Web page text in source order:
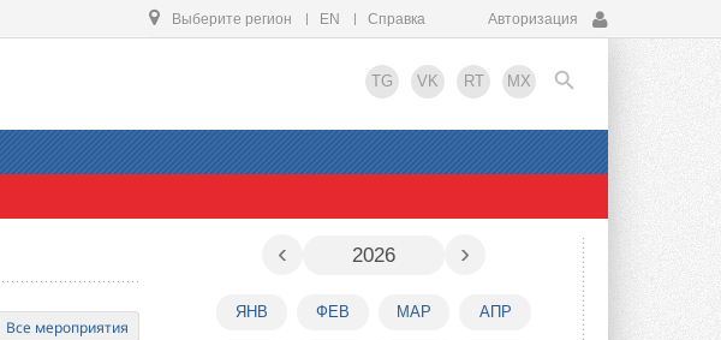
Выберите регион EN Справка Авторизация
TG VK RT MX
EN
Все мероприятия
‹ 2026 ›
ЯНВ ФЕВ МАР АПР